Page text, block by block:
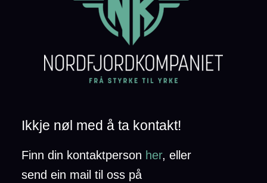
Ikkje nøl med å ta kontakt!
Finn din kontaktperson her, eller
send ein mail til oss på